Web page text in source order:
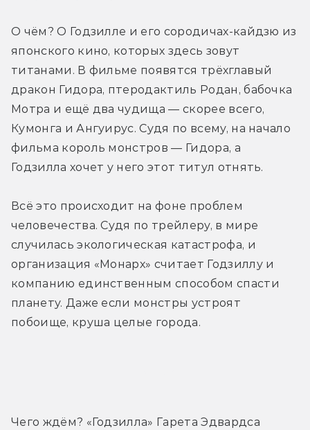
О чём? О Годзилле и его сородичах-кайдзю из
японского кино, которых здесь зовут
титанами. В фильме появятся трёхглавый
дракон Гидора, птеродактиль Родан, бабочка
Мотра и ещё два чудища — скорее всего,
Кумонга и Ангуирус. Судя по всему, на начало
фильма король монстров — Гидора, а
Годзилла хочет у него этот титул отнять.
Всё это происходит на фоне проблем
человечества. Судя по трейлеру, в мире
случилась экологическая катастрофа, и
организация «Монарх» считает Годзиллу и
компанию единственным способом спасти
планету. Даже если монстры устроят
побоище, круша целые города.
Чего ждём? «Годзилла» Гарета Эдвардса